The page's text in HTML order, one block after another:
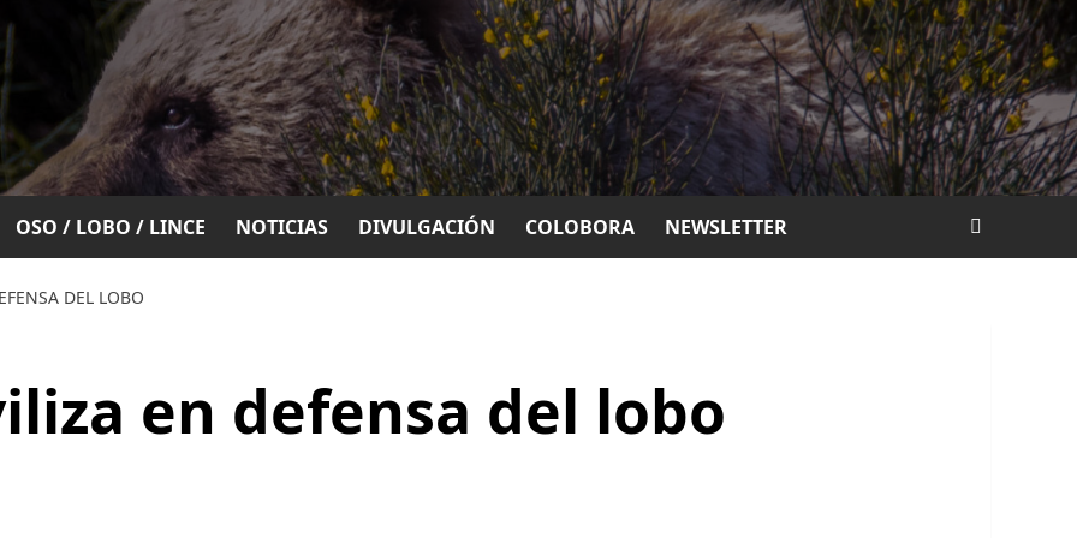
OSO / LOBO / LINCE NOTICIAS DIVULGACIÓN COLOBORA NEWSLETTER
DEL LOBO
en defensa del lobo